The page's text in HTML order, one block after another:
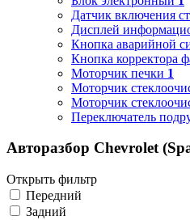
Датчик включения
Дисплей
Кнопка аварийной
Кнопка корректора
Моторчик печки 1
Моторчик
Моторчик
Переключатель
Авторазбор Chevrolet
Открыть фильтр
Передний
Задний